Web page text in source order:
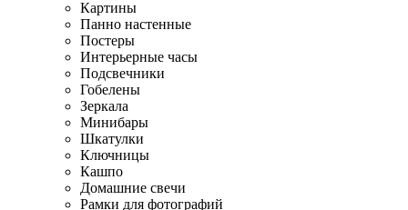
Картины
Панно настенные
Постеры
Интерьерные часы
Подсвечники
Гобелены
Зеркала
Минибары
Шкатулки
Ключницы
Кашпо
Домашние свечи
Рамки для фотографий